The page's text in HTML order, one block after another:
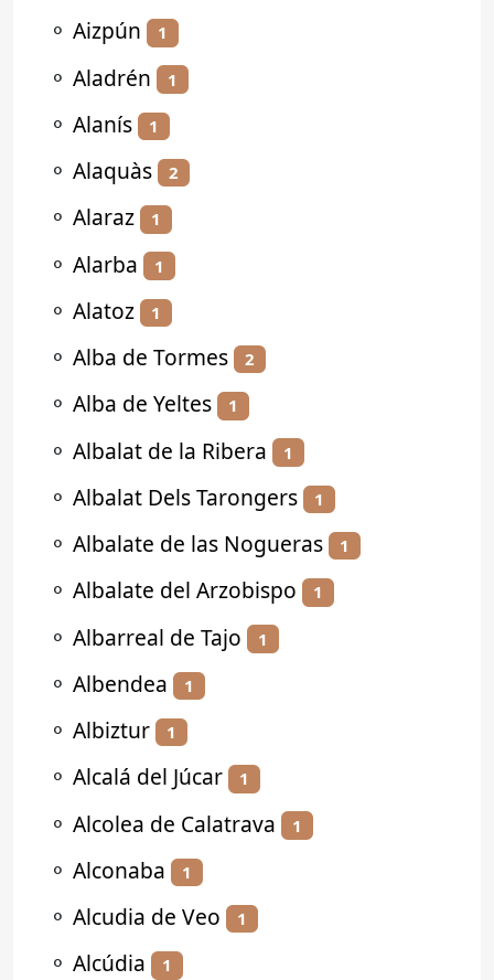
⚬ Aizpún 1
⚬ Aladrén 1
⚬ Alanís 1
⚬ Alaquàs 2
⚬ Alaraz 1
⚬ Alarba 1
⚬ Alatoz 1
⚬ Alba de Tormes 2
⚬ Alba de Yeltes 1
⚬ Albalat de la Ribera 1
⚬ Albalat Dels Tarongers 1
⚬ Albalate de las Nogueras 1
⚬ Albalate del Arzobispo 1
⚬ Albarreal de Tajo 1
⚬ Albendea 1
⚬ Albiztur 1
⚬ Alcalá del Júcar 1
⚬ Alcolea de Calatrava 1
⚬ Alconaba 1
⚬ Alcudia de Veo 1
⚬ Alcúdia 1